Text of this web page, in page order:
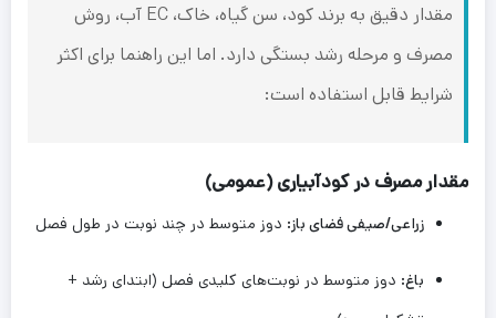
مقدار دقیق به برند کود، سن گیاه، خاک، EC آب، روش
مصرف و مرحله رشد بستگی دارد. اما این راهنما برای اکثر
شرایط قابل استفاده است:
مقدار مصرف در کودآبیاری (عمومی)
زراعی/صیفی فضای باز: دوز متوسط در چند نوبت در طول فصل
باغ: دوز متوسط در نوبت‌های کلیدی فصل (ابتدای رشد +